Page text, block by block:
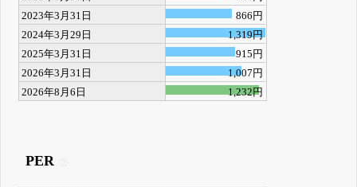
2023年3月31日
866円
2024年3月29日
1,319円
2025年3月31日
915円
2026年3月31日
1,007円
2026年8月6日
1,232円
PER